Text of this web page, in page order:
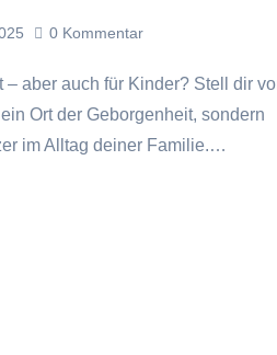
0 Kommentar
Ort der Geborgenheit, sondern
im Alltag deiner Familie.…